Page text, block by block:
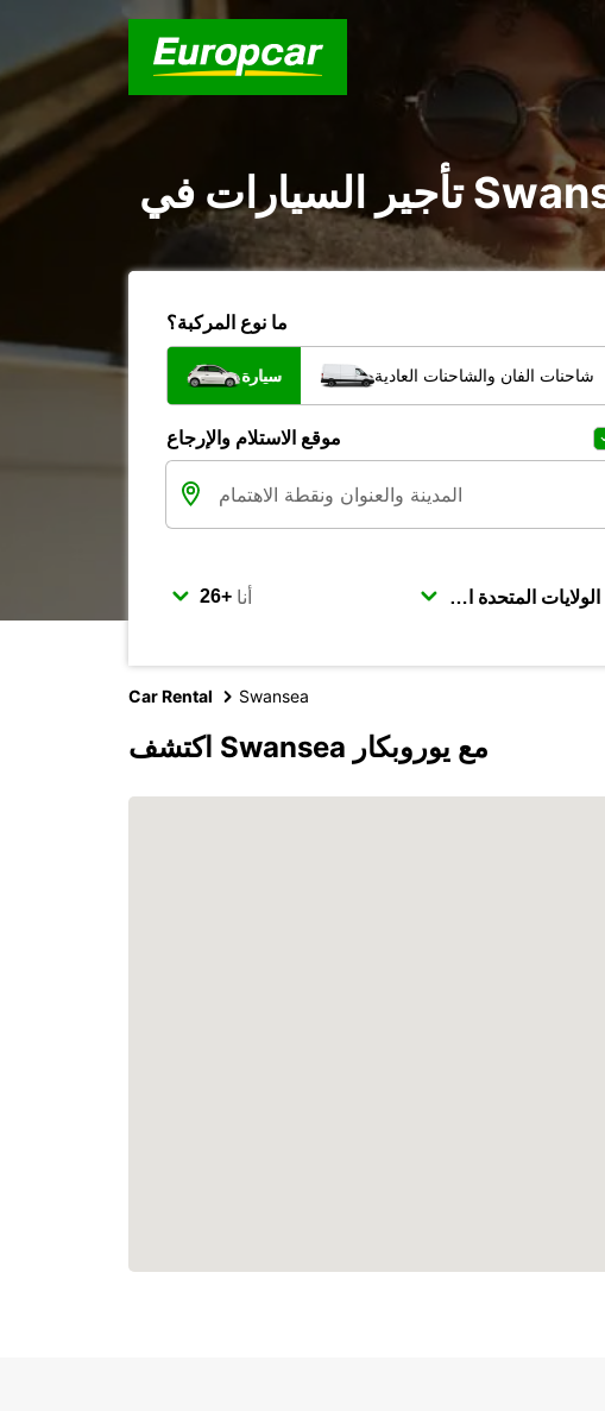
ما نوع المركبة؟
سيارة شاحنات الفان والشاحنات العادية
موقع الاستلام والإرجاع
أنا
Car Rental Swansea
اكتشف Swansea مع يوروبكار